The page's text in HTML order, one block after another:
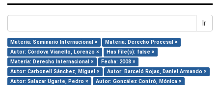
Ir
Materia: Seminario Internacional ×
Materia: Derecho Procesal ×
Autor: Córdova Vianello, Lorenzo ×
Has File(s): false ×
Materia: Derecho Internacional ×
Fecha: 2008 ×
Autor: Carbonell Sánchez, Miguel ×
Autor: Barceló Rojas, Daniel Armando ×
Autor: Salazar Ugarte, Pedro ×
Autor: González Contró, Mónica ×